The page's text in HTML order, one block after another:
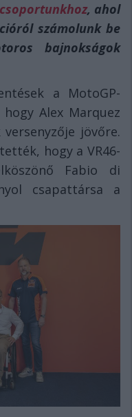
, ahol
számolunk be
bajnokságok
a MotoGP-
Alex Marquez
jövőre.
hogy a VR46-
Fabio di
csapattársa a